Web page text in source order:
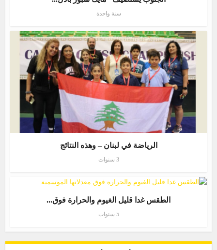
سنة واحدة
الرياضة في لبنان – وهذه النتائج
3 سنوات
الطقس غدا قليل الغيوم والحرارة فوق...
5 سنوات